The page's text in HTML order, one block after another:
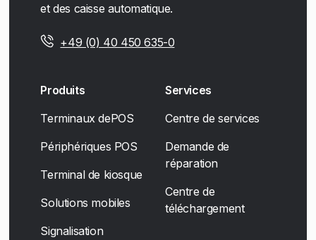
et des caisse automatique.
+49 (0) 40 450 635-0
Produits
Terminaux dePOS
Périphériques POS
Terminal de kiosque
Solutions mobiles
Signalisation
Services
Centre de services
Demande de
réparation
Centre de
téléchargement